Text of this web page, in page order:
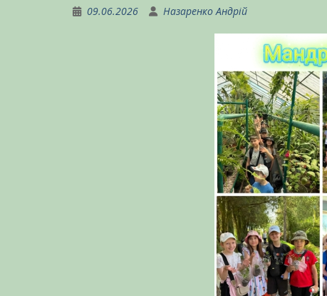
09.06.2026 Назаренко Андрій